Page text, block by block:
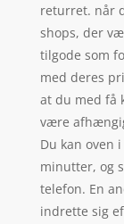
returret. når
shops, der
tilgode som
med deres
at du med få
være
Du kan oven
minutter, og
telefon. En
indrette sig